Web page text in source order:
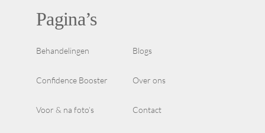
Pagina’s
Behandelingen Blogs
Confidence Booster Over ons
Voor & na foto’s Contact